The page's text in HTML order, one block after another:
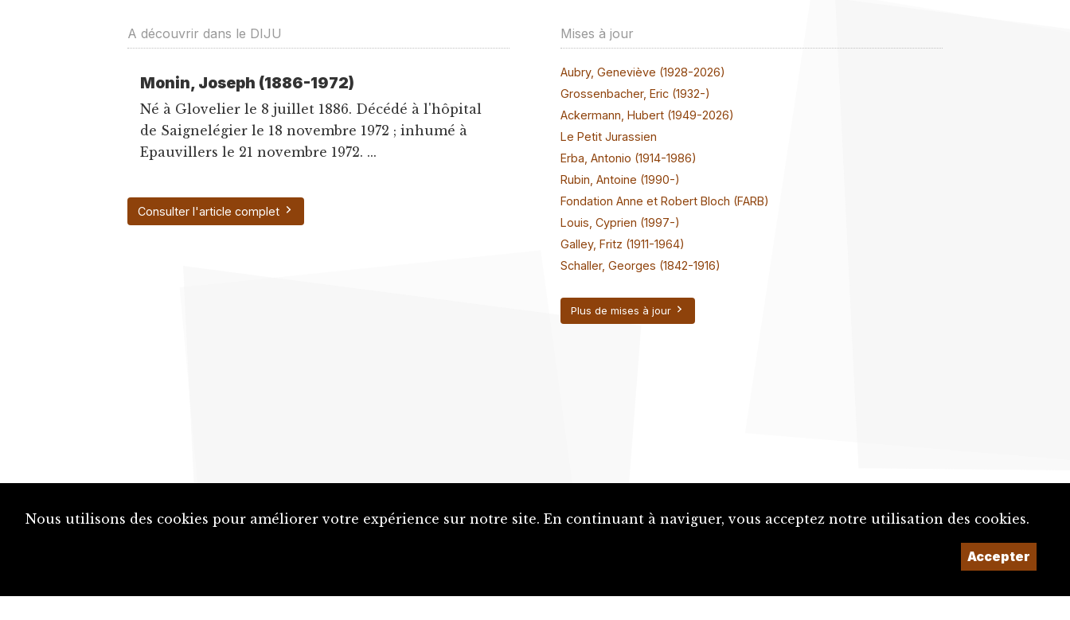
A découvrir dans le DIJU
Monin, Joseph (1886-1972)
Né à Glovelier le 8 juillet 1886. Décédé à l'hôpital
de Saignelégier le 18 novembre 1972 ; inhumé à
Epauvillers le 21 novembre 1972. ...
Consulter l'article complet
Mises à jour
Aubry, Geneviève (1928-2026)
Grossenbacher, Eric (1932-)
Ackermann, Hubert (1949-2026)
Le Petit Jurassien
Erba, Antonio (1914-1986)
Rubin, Antoine (1990-)
Fondation Anne et Robert Bloch (FARB)
Louis, Cyprien (1997-)
Galley, Fritz (1911-1964)
Schaller, Georges (1842-1916)
Plus de mises à jour
Un projet de la
Nous utilisons des cookies pour améliorer votre expérience sur notre site. En continuant à naviguer, vous acceptez notre utilisation des cookies.
Accepter